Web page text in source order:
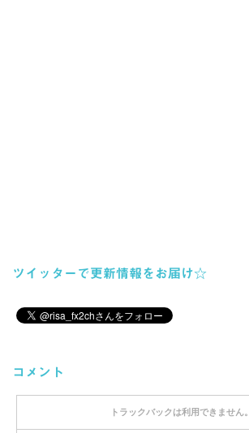
ツイッターで更新情報をお届け☆
コメント
トラックバックは利用できません。